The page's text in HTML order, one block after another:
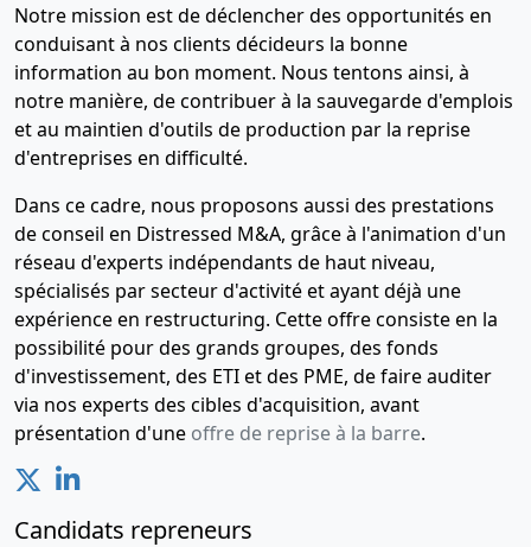
Notre mission est de déclencher des opportunités en
conduisant à nos clients décideurs la bonne
information au bon moment. Nous tentons ainsi, à
notre manière, de contribuer à la sauvegarde d'emplois
et au maintien d'outils de production par la reprise
d'entreprises en difficulté.
Dans ce cadre, nous proposons aussi des prestations
de conseil en Distressed M&A, grâce à l'animation d'un
réseau d'experts indépendants de haut niveau,
spécialisés par secteur d'activité et ayant déjà une
expérience en restructuring. Cette offre consiste en la
possibilité pour des grands groupes, des fonds
d'investissement, des ETI et des PME, de faire auditer
via nos experts des cibles d'acquisition, avant
présentation d'une offre de reprise à la barre.
Candidats repreneurs